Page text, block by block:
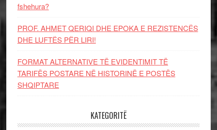
fshehura?
PROF. AHMET QERIQI DHE EPOKA E REZISTENCЁS
DHE LUFTЁS PЁR LIRI!
FORMAT ALTERNATIVE TË EVIDENTIMIT TË
TARIFËS POSTARE NË HISTORINË E POSTËS
SHQIPTARE
KATEGORITË